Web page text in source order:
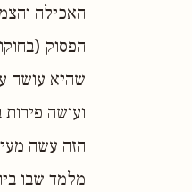
האכילה
הפסוק
שהיא עושה
ועושה
הזה עשה
מלמד שבו